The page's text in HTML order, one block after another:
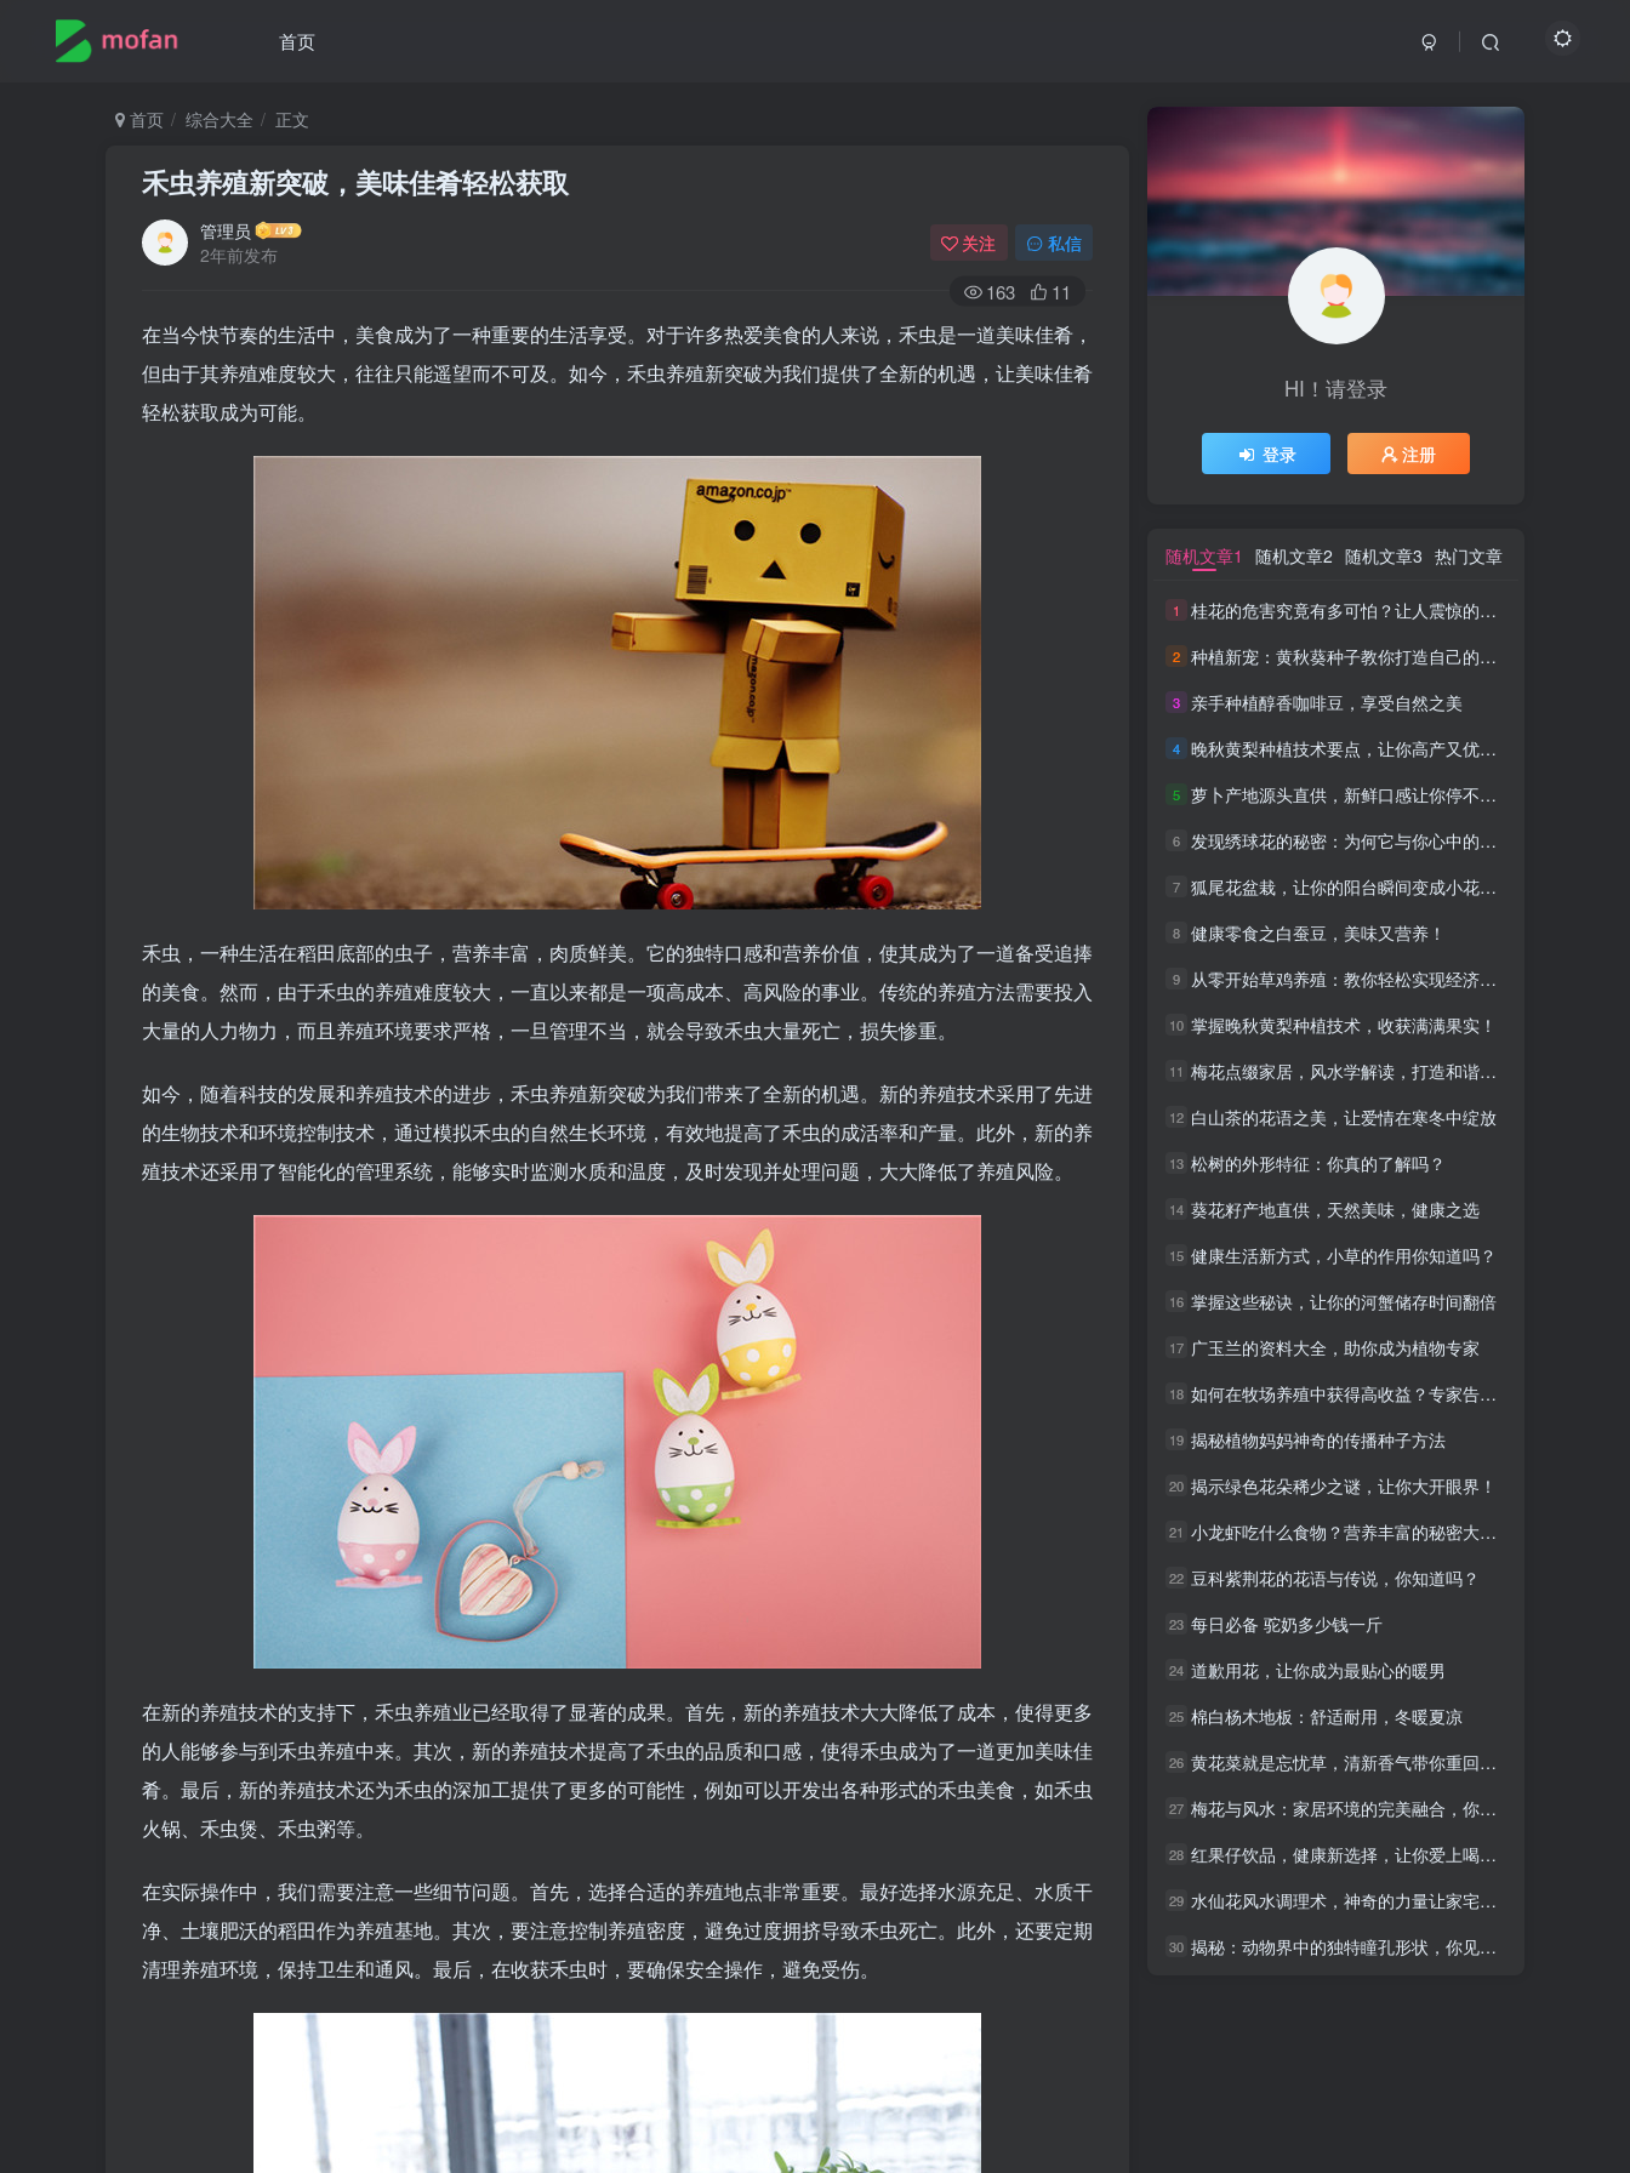
首页
首页 综合大全 正文
禾虫养殖新突破，美味佳肴轻松获取
管理员
2年前发布
关注 私信
163 11
在当今快节奏的生活中，美食成为了一种重要的生活享受。对于许多热爱美食的人来说，禾虫是一道美味佳肴，
但由于其养殖难度较大，往往只能遥望而不可及。如今，禾虫养殖新突破为我们提供了全新的机遇，让美味佳肴
轻松获取成为可能。
禾虫，一种生活在稻田底部的虫子，营养丰富，肉质鲜美。它的独特口感和营养价值，使其成为了一道备受追捧
的美食。然而，由于禾虫的养殖难度较大，一直以来都是一项高成本、高风险的事业。传统的养殖方法需要投入
大量的人力物力，而且养殖环境要求严格，一旦管理不当，就会导致禾虫大量死亡，损失惨重。
如今，随着科技的发展和养殖技术的进步，禾虫养殖新突破为我们带来了全新的机遇。新的养殖技术采用了先进
的生物技术和环境控制技术，通过模拟禾虫的自然生长环境，有效地提高了禾虫的成活率和产量。此外，新的养
殖技术还采用了智能化的管理系统，能够实时监测水质和温度，及时发现并处理问题，大大降低了养殖风险。
在新的养殖技术的支持下，禾虫养殖业已经取得了显著的成果。首先，新的养殖技术大大降低了成本，使得更多
的人能够参与到禾虫养殖中来。其次，新的养殖技术提高了禾虫的品质和口感，使得禾虫成为了一道更加美味佳
肴。最后，新的养殖技术还为禾虫的深加工提供了更多的可能性，例如可以开发出各种形式的禾虫美食，如禾虫
火锅、禾虫煲、禾虫粥等。
在实际操作中，我们需要注意一些细节问题。首先，选择合适的养殖地点非常重要。最好选择水源充足、水质干
净、土壤肥沃的稻田作为养殖基地。其次，要注意控制养殖密度，避免过度拥挤导致禾虫死亡。此外，还要定期
清理养殖环境，保持卫生和通风。最后，在收获禾虫时，要确保安全操作，避免受伤。
HI！请登录
登录 注册
随机文章1 随机文章2 随机文章3 热门文章
1 桂花的危害究竟有多可怕？让人震惊的事实！
2 种植新宠：黄秋葵种子教你打造自己的健康蔬菜园
3 亲手种植醇香咖啡豆，享受自然之美
4 晚秋黄梨种植技术要点，让你高产又优质！
5 萝卜产地源头直供，新鲜口感让你停不下来！
6 发现绣球花的秘密：为何它与你心中的不吉利有不解之缘
7 狐尾花盆栽，让你的阳台瞬间变成小花园！
8 健康零食之白蚕豆，美味又营养！
9 从零开始草鸡养殖：教你轻松实现经济收益
10 掌握晚秋黄梨种植技术，收获满满果实！
11 梅花点缀家居，风水学解读，打造和谐生活空间
12 白山茶的花语之美，让爱情在寒冬中绽放
13 松树的外形特征：你真的了解吗？
14 葵花籽产地直供，天然美味，健康之选
15 健康生活新方式，小草的作用你知道吗？
16 掌握这些秘诀，让你的河蟹储存时间翻倍
17 广玉兰的资料大全，助你成为植物专家
18 如何在牧场养殖中获得高收益？专家告诉你！
19 揭秘植物妈妈神奇的传播种子方法
20 揭示绿色花朵稀少之谜，让你大开眼界！
21 小龙虾吃什么食物？营养丰富的秘密大揭秘！
22 豆科紫荆花的花语与传说，你知道吗？
23 每日必备 驼奶多少钱一斤
24 道歉用花，让你成为最贴心的暖男
25 棉白杨木地板：舒适耐用，冬暖夏凉
26 黄花菜就是忘忧草，清新香气带你重回童年
27 梅花与风水：家居环境的完美融合，你的选择至关重要
28 红果仔饮品，健康新选择，让你爱上喝水！
29 水仙花风水调理术，神奇的力量让家宅更美好！
30 揭秘：动物界中的独特瞳孔形状，你见过几种？
HI！请登录
登录 注册
随机文章1 随机文章2 随机文章3 热门文章
1 桂花的危害究竟有多可怕？让人震惊的事实！
2 种植新宠：黄秋葵种子教你打造自己的健康蔬菜园
3 亲手种植醇香咖啡豆，享受自然之美
4 晚秋黄梨种植技术要点，让你高产又优质！
5 萝卜产地源头直供，新鲜口感让你停不下来！
6 发现绣球花的秘密：为何它与你心中的不吉利有不解之缘
7 狐尾花盆栽，让你的阳台瞬间变成小花园！
8 健康零食之白蚕豆，美味又营养！
9 从零开始草鸡养殖：教你轻松实现经济收益
10 掌握晚秋黄梨种植技术，收获满满果实！
11 梅花点缀家居，风水学解读，打造和谐生活空间
12 白山茶的花语之美，让爱情在寒冬中绽放
13 松树的外形特征：你真的了解吗？
14 葵花籽产地直供，天然美味，健康之选
15 健康生活新方式，小草的作用你知道吗？
16 掌握这些秘诀，让你的河蟹储存时间翻倍
17 广玉兰的资料大全，助你成为植物专家
18 如何在牧场养殖中获得高收益？专家告诉你！
19 揭秘植物妈妈神奇的传播种子方法
20 揭示绿色花朵稀少之谜，让你大开眼界！
21 小龙虾吃什么食物？营养丰富的秘密大揭秘！
22 豆科紫荆花的花语与传说，你知道吗？
23 每日必备 驼奶多少钱一斤
24 道歉用花，让你成为最贴心的暖男
25 棉白杨木地板：舒适耐用，冬暖夏凉
26 黄花菜就是忘忧草，清新香气带你重回童年
27 梅花与风水：家居环境的完美融合，你的选择至关重要
28 红果仔饮品，健康新选择，让你爱上喝水！
29 水仙花风水调理术，神奇的力量让家宅更美好！
30 揭秘：动物界中的独特瞳孔形状，你见过几种？